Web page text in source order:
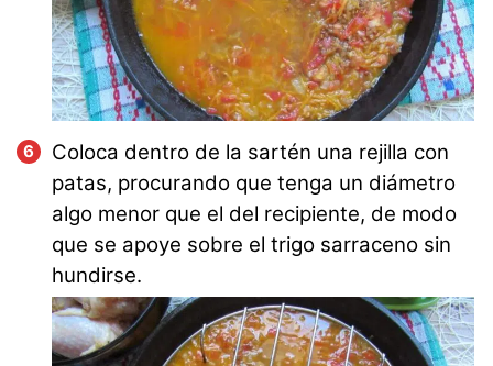
Coloca dentro de la sartén una rejilla con
patas, procurando que tenga un diámetro
algo menor que el del recipiente, de modo
que se apoye sobre el trigo sarraceno sin
hundirse.